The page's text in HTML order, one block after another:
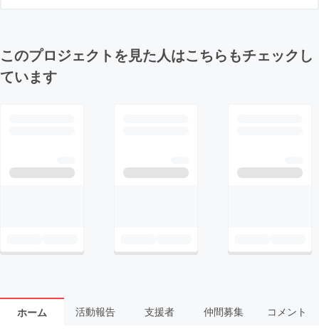
このプロジェクトを見た人はこちらもチェックし
ています
ホーム 活動報告 支援者 仲間募集 コメント